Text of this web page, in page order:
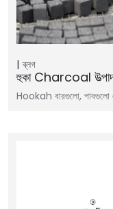
ব্লগ
হুকা Charcoal
Hookah বারগুলো, পাবগুলো